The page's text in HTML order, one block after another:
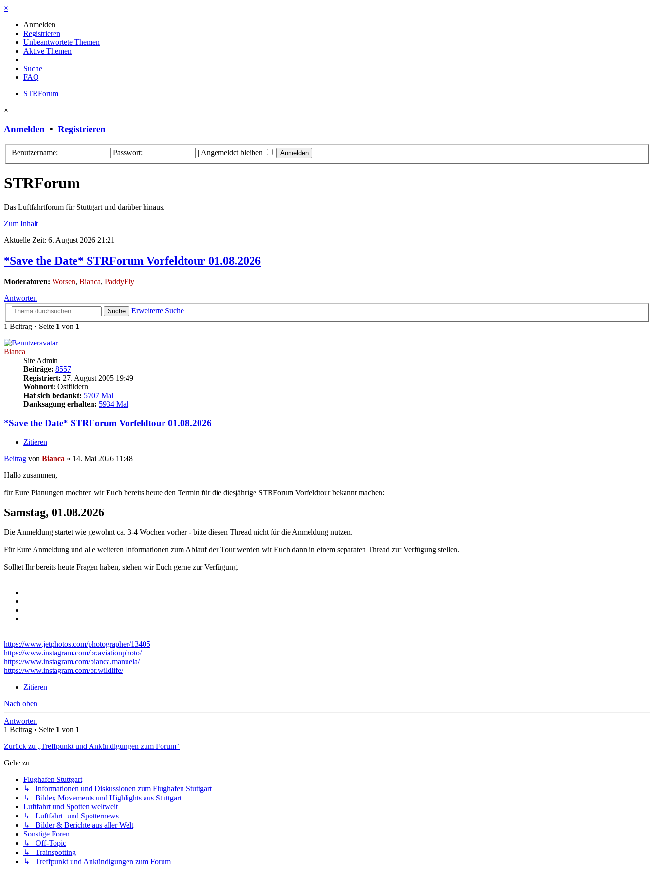
×
Anmelden
Registrieren
Unbeantwortete Themen
Aktive Themen
Suche
FAQ
STRForum
×
Anmelden • Registrieren
Benutzername: Passwort: | Angemeldet bleiben
STRForum
Das Luftfahrtforum für Stuttgart und darüber hinaus.
Zum Inhalt
Aktuelle Zeit: 6. August 2026 21:21
*Save the Date* STRForum Vorfeldtour 01.08.2026
Moderatoren: Worsen, Bianca, PaddyFly
Antworten
Suche
Erweiterte Suche
1 Beitrag • Seite 1 von 1
Bianca
Site Admin
Beiträge: 8557
Registriert: 27. August 2005 19:49
Wohnort: Ostfildern
Hat sich bedankt: 5707 Mal
Danksagung erhalten: 5934 Mal
*Save the Date* STRForum Vorfeldtour 01.08.2026
Zitieren
Beitrag von Bianca » 14. Mai 2026 11:48
Hallo zusammen,
für Eure Planungen möchten wir Euch bereits heute den Termin für die diesjährige STRForum Vorfeldtour bekannt machen:
Samstag, 01.08.2026
Die Anmeldung startet wie gewohnt ca. 3-4 Wochen vorher - bitte diesen Thread nicht für die Anmeldung nutzen.
Für Eure Anmeldung und alle weiteren Informationen zum Ablauf der Tour werden wir Euch dann in einem separaten Thread zur Verfügung stellen.
Solltet Ihr bereits heute Fragen haben, stehen wir Euch gerne zur Verfügung.
https://www.jetphotos.com/photographer/13405
https://www.instagram.com/br.aviationphoto/
https://www.instagram.com/bianca.manuela/
https://www.instagram.com/br.wildlife/
Zitieren
Nach oben
Antworten
1 Beitrag • Seite 1 von 1
Zurück zu „Treffpunkt und Ankündigungen zum Forum“
Gehe zu
Flughafen Stuttgart
↳ Informationen und Diskussionen zum Flughafen Stuttgart
↳ Bilder, Movements und Highlights aus Stuttgart
Luftfahrt und Spotten weltweit
↳ Luftfahrt- und Spotternews
↳ Bilder & Berichte aus aller Welt
Sonstige Foren
↳ Off-Topic
↳ Trainspotting
↳ Treffpunkt und Ankündigungen zum Forum